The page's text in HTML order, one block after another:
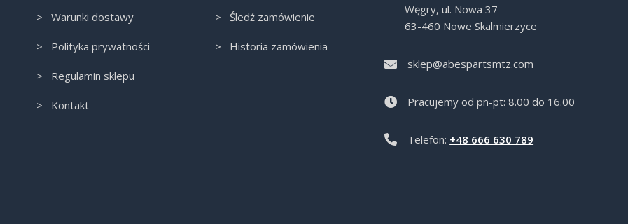
> Warunki dostawy
> Polityka prywatności
> Regulamin sklepu
> Kontakt
> Śledź zamówienie
> Historia zamówienia
Węgry, ul. Nowa 37
63-460 Nowe Skalmierzyce
sklep@abespartsmtz.com
Pracujemy od pn-pt: 8.00 do 16.00
Telefon: +48 666 630 789